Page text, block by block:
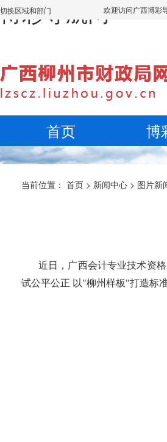
博彩导航网
切换区域和部门 欢迎访问广西博彩
首页 博
当前位置： 首页 > 新闻中心 > 图片新
近日，广西会计专业技术资
试公平公正 以"柳州样板"打造标